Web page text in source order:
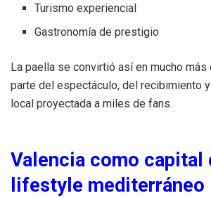
Turismo experiencial
Gastronomía de prestigio
La paella se convirtió así en mucho más
parte del espectáculo, del recibimiento
local proyectada a miles de fans.
Valencia como capital
lifestyle mediterráneo